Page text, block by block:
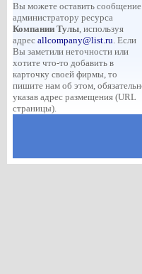
Вы можете оставить сообщение
администратору ресурса
Компании Тулы, используя
адрес allcompany@list.ru. Если
Вы заметили неточности или
хотите что-то добавить в
карточку своей фирмы, то
пишите нам об этом,
указав адрес размещения (URL
страницы).